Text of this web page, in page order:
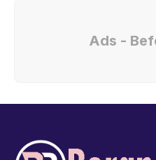
Ads -